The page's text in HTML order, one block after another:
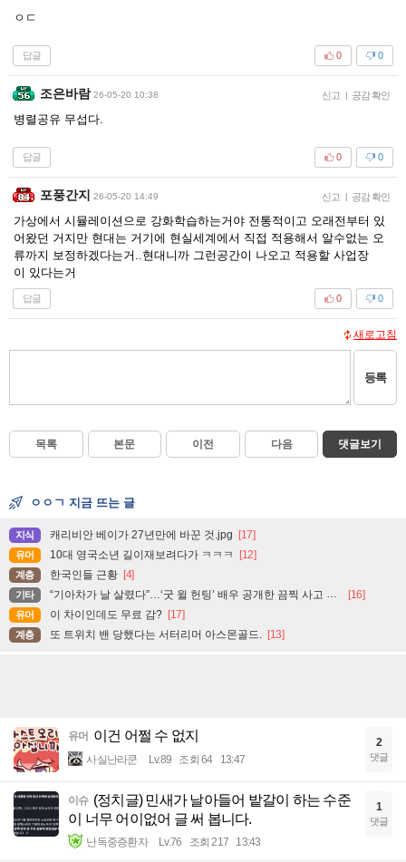
ㅇㄷ
답글 0
0
조은바람 26-05-20 10:38 신고 | 공감 확인
병렬공유 무섭다.
답글 0
0
포풍간지 26-05-20 14:49 신고 | 공감 확인
가상에서 시뮬레이션으로 강화학습하는거야 전통적이고 오래전부터 있
어왔던 거지만 현대는 거기에 현실세계에서 직접 적용해서 알수없는 오
류까지 보정하겠다는거..현대니까 그런공간이 나오고 적용할 사업장
이 있다는거
답글 0
0
새로고침
등록
목록 본문 이전 다음 댓글보기
ㅇㅇㄱ 지금 뜨는 글
지식 캐리비안 베이가 27년만에 바꾼 것.jpg [17]
유머 10대 영국소년 길이재보려다가 ㅋㅋㅋ [12]
계층 한국인들 근황 [4]
기타 “기아차가 날 살렸다”…‘굿 윌 헌팅’ 배우 공개한 끔찍 사고 현장 [16]
유머 이 차이인데도 무료 감? [17]
계층 또 트위치 밴 당했다는 서터리머 아스몬골드. [13]
유머 이건 어쩔 수 없지
사실난라쿤 Lv.89 조회 64 13:47
2
댓글
이슈 (정치글) 민새가 날아들어 밭갈이 하는 수준
이 너무 어이없어 글 써 봅니다.
난독중증환자 Lv.76 조회 217 13:43
1
댓글